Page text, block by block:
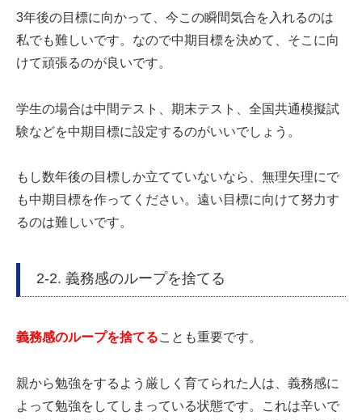
3年後の目標に向かって、今この瞬間気合を入れるのは
私でも難しいです。なので中期目標を決めて、そこに向
けて頑張るのが良いです。
学生の場合は中間テスト、期末テスト、全国共通模擬試
験などを中期目標に設定するのがいいでしょう。
もし数年後の目標しか立てていないなら、無理矢理にで
も中期目標を作ってください。遠い目標に向けて努力す
るのは難しいです。
2-2. 義務感のループを捨てる
義務感のループを捨てることも重要です。
親から勉強をするよう厳しく育てられた人は、義務感に
よって勉強をしてしまっている状態です。これは辛いで